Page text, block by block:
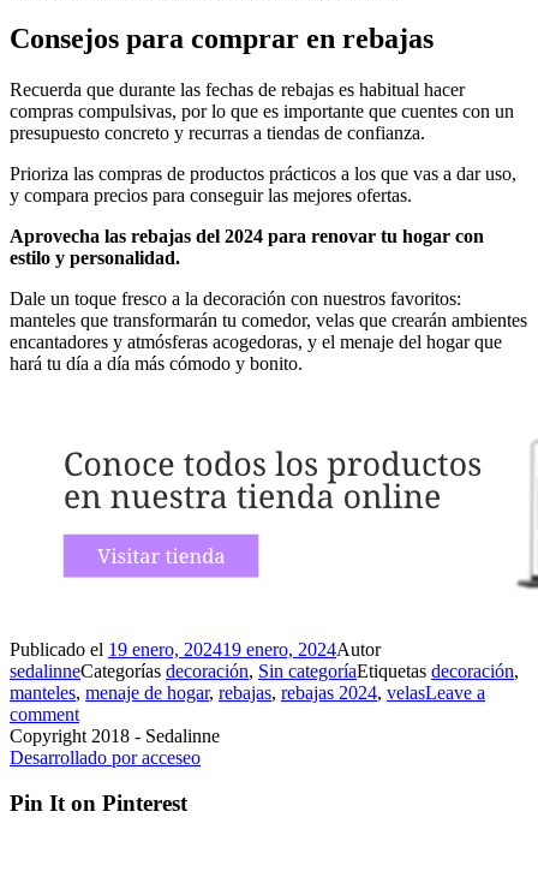
Consejos para comprar en rebajas
Recuerda que durante las fechas de rebajas es habitual hacer
compras compulsivas, por lo que es importante que cuentes con un
presupuesto concreto y recurras a tiendas de confianza.
Prioriza las compras de productos prácticos a los que vas a dar uso,
y compara precios para conseguir las mejores ofertas.
Aprovecha las rebajas del 2024 para renovar tu hogar con
estilo y personalidad.
Dale un toque fresco a la decoración con nuestros favoritos:
manteles que transformarán tu comedor, velas que crearán ambientes
encantadores y atmósferas acogedoras, y el menaje del hogar que
hará tu día a día más cómodo y bonito.
Publicado el 19 enero, 202419 enero, 2024Autor
sedalinneCategorías decoración, Sin categoríaEtiquetas decoración,
manteles, menaje de hogar, rebajas, rebajas 2024, velasLeave a
comment
Copyright 2018 - Sedalinne
Desarrollado por acceseo
Pin It on Pinterest